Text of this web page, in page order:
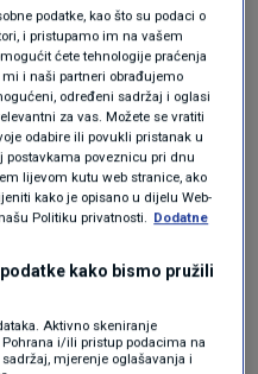
28. veljače,
su u prosjeku za
u Latviji i Švedskoj,
za više od 20
su pogođeni –
19,1 posto više, dok
za oko 10,6 posto.
podatke, kao što su podaci o
i pristupamo im na vašem
ćete tehnologije praćenja
i naši partneri obrađujemo
određeni sadržaj i oglasi
za vas. Možete se vratiti
odabire ili povukli pristanak u
poveznicu pri dnu
lijevom kutu web stranice, ako
kako je opisano u dijelu Web-
Politiku privatnosti. Dodatne
kako bismo pružili
Aktivno skeniranje
i/ili pristup podacima na
mjerenje oglašavanja i